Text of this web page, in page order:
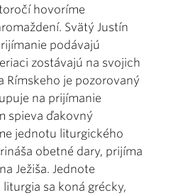
hovoríme
Svätý Justín
podávajú
zostávajú na svojich
Rímskeho je pozorovaný
na prijímanie
spieva ďakovný
jednotu liturgického
obetné dary, prijíma
Ježiša. Jednote
sa koná grécky,